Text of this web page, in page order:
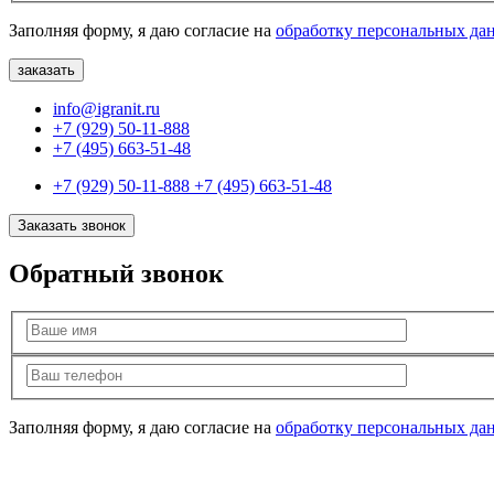
Заполняя форму, я даю согласие на обработку персональных
info@igranit.ru
+7 (929) 50-11-888
+7 (495) 663-51-48
+7 (929) 50-11-888 +7 (495) 663-51-48
Заказать звонок
Обратный звонок
Заполняя форму, я даю согласие на обработку персональных